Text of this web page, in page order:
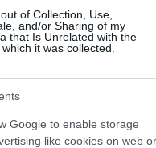
of Collection, Use,
and/or Sharing of my
that Is Unrelated with the
it was collected.
Google to enable storage
like cookies on web or
startupper: chi sono i